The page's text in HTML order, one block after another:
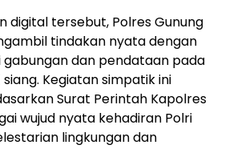
digital tersebut, Polres Gunung
tindakan nyata dengan
dan pendataan pada
Kegiatan simpatik ini
Surat Perintah Kapolres
wujud nyata kehadiran Polri
lingkungan dan